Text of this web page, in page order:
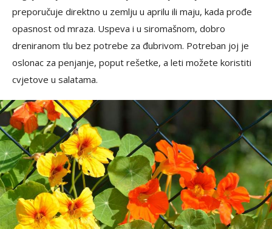
preporučuje direktno u zemlju u aprilu ili maju, kada prođe
opasnost od mraza. Uspeva i u siromašnom, dobro
dreniranom tlu bez potrebe za đubrivom. Potreban joj je
oslonac za penjanje, poput rešetke, a leti možete koristiti
cvjetove u salatama.